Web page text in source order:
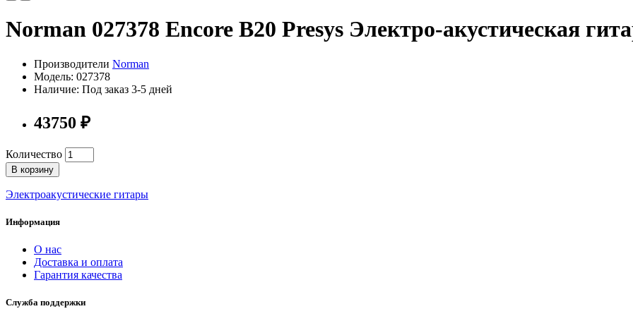
Norman 027378 Encore B20 Presys Электро-акустическая
Производители Norman
Модель: 027378
Наличие: Под заказ 3-5 дней
43750 ₽
Количество
В корзину
Электроакустические гитары
Информация
О нас
Доставка и оплата
Гарантия качества
Служба поддержки